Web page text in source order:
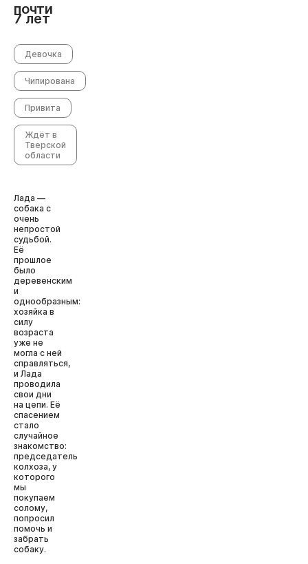
почти
7 лет
Девочка
Чипирована
Привита
Ждёт в
Тверской
области
Лада —
собака с
очень
непростой
судьбой.
Её
прошлое
было
деревенским
и
однообразным:
хозяйка в
силу
возраста
уже не
могла с ней
справляться,
и Лада
проводила
свои дни
на цепи. Её
спасением
стало
случайное
знакомство:
председатель
колхоза, у
которого
мы
покупаем
солому,
попросил
помочь и
забрать
собаку.